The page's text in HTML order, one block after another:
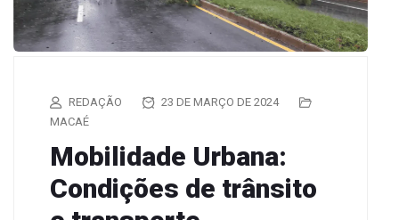
REDAÇÃO
23 DE MARÇO DE 2024
MACAÉ
Mobilidade Urbana:
Condições de trânsito